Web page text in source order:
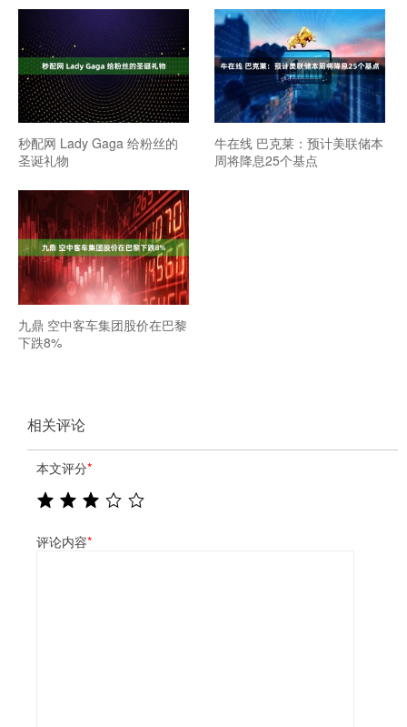
秒配网 Lady Gaga 给粉丝的
圣诞礼物
牛在线 巴克莱：预计美联储本
周将降息25个基点
九鼎 空中客车集团股价在巴黎
下跌8%
相关评论
本文评分*
评论内容*